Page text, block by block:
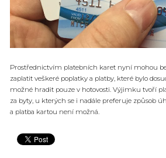
Prostřednictvím platebních karet nyní mohou
zaplatit veškeré poplatky a platby, které bylo
možné hradit pouze v hotovosti. Výjimku tvoří
za byty, u kterých se i nadále preferuje způsob
a platba kartou není možná.